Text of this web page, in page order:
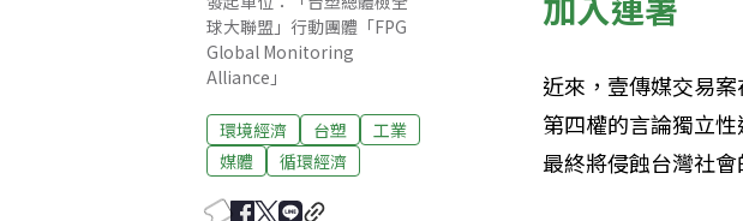
球大聯盟」行動團體「FPG
Global Monitoring
Alliance」
環境經濟 台塑
工業
媒體
循環經濟
近來，壹傳媒交易
第四權的言論獨立
最終將侵蝕台灣社